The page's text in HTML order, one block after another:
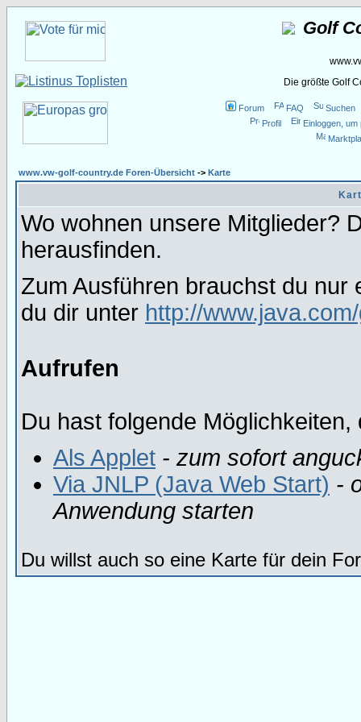
Golf
Die größte Golf
Forum FAQ
Suchen
Profil
Einloggen,
www.vw-golf-country.de Foren-Übersicht -> Karte
Wo wohnen unsere Mitglieder?
herausfinden.
Zum Ausführen brauchst du nur
du dir unter http://
Aufrufen
Du hast folgende
Als Applet - zum sofort
Via JNLP (Java Web Start) -
Anwendung starten
Du willst auch so eine Karte für dein